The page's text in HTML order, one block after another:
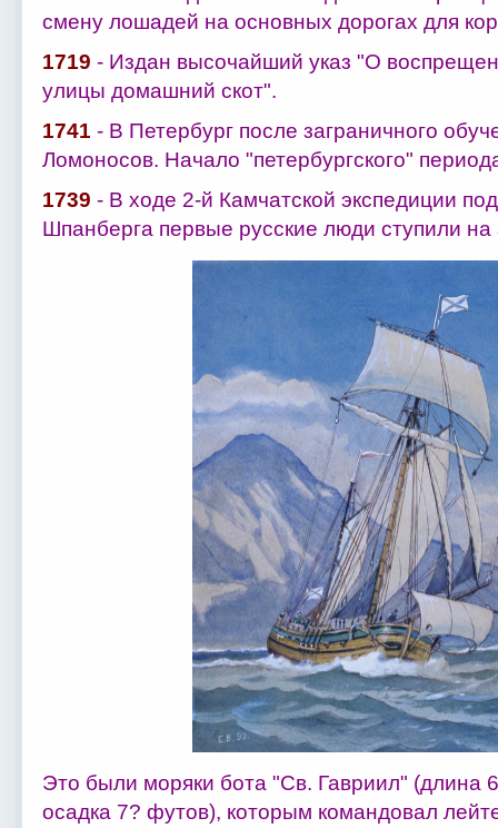
смену лошадей на основных дорогах для
1719 - Издан высочайший указ "О
улицы домашний скот".
1741 - В Петербург после заграничного
Ломоносов. Начало "петербургского"
1739 - В ходе 2-й Камчатской экспедиции
Шпанберга первые русские люди ступили
Это были моряки бота "Св. Гавриил" (длина
осадка 7? футов), которым командовал